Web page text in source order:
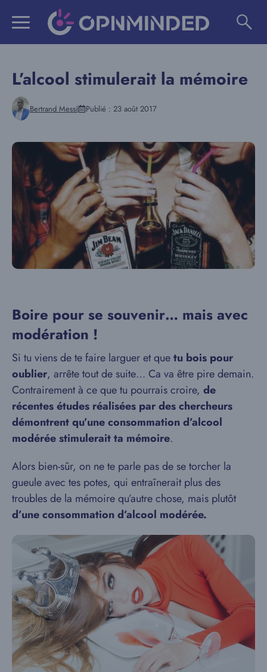
L’alcool stimulerait la mémoire
Bertrand Messi Publié : 23 août 2017
Boire pour se souvenir… mais avec
modération !
Si tu viens de te faire larguer et quetu bois pour
oublier, arrête tout de suite… Ca va être pire demain.
Contrairement à ce que tu pourrais croire, de
récentes études réalisées par des chercheurs
démontrent qu’une consommation d’alcool
modérée stimulerait ta mémoire.
Alors bien-sûr, on ne te parle pas de se torcher la
gueule avec tes potes, qui entraînerait plus des
troubles de la mémoire qu’autre chose, mais plutôt
d’une consommation d’alcool modérée.